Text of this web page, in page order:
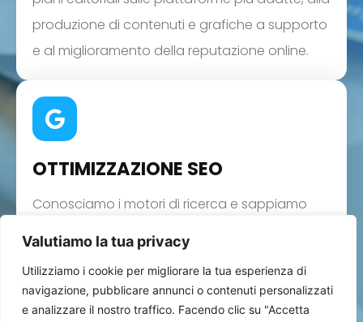
Valutiamo la tua privacy
Utilizziamo i cookie per migliorare la tua esperienza di
navigazione, pubblicare annunci o contenuti personalizzati
e analizzare il nostro traffico. Facendo clic su "Accetta
produzione di contenuti e grafiche a supporto
e al miglioramento della reputazione online.
OTTIMIZZAZIONE SEO
Conosciamo i motori di ricerca e sappiamo
campo per un buon posizionamento sui
motori di ricerca. Ci occupiamo di SEO tecnica,
le strategie di link building e creiamo contenuti